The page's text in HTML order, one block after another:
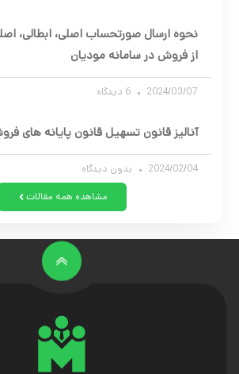
نحوه ارسال صورتحساب اصلی، ابطالی،
از فروش در سامانه مودیان
2024/03/07
آنالیز قانون تسهیل قانون پایانه های
2024/02/04 بدون دیدگاه
مشاهده همه مقالات